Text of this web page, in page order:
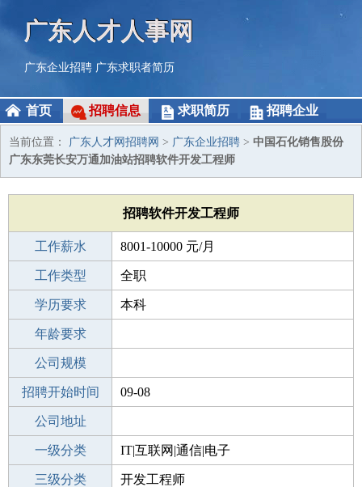
广东人才人事网
广东企业招聘 广东求职者简历
首页 招聘信息 求职简历 招聘企业
当前位置： 广东人才网招聘网 > 广东企业招聘 > 中国石化销售股份
广东东莞长安万通加油站招聘软件开发工程师
招聘软件开发工程师
工作薪水 8001-10000 元/月
招聘人数 4人
工作类型 全职
性别要求 -
学历要求 本科
工作经验
年龄要求
工作地点
公司规模
公司电话
招聘开始时间 09-08
招聘结束时间
公司地址
一级分类 IT|互联网|通信|电子
二级分类 技术开发
三级分类 开发工程师